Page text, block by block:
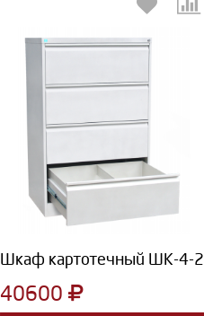
Шкаф картотечный ШК-4-2
40600
Выберите количество:
Продолжить